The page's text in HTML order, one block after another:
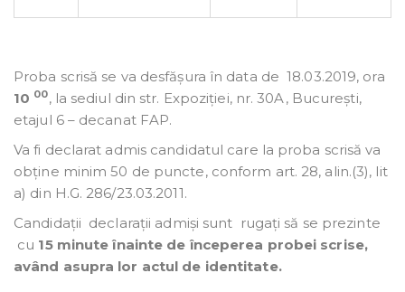
Proba scrisă se va desfășura în data de 18.03.2019, ora
10 00, la sediul din str. Expoziției, nr. 30A, București,
etajul 6 – decanat FAP.
Va fi declarat admis candidatul care la proba scrisă va
obține minim 50 de puncte, conform art. 28, alin.(3), lit
a) din H.G. 286/23.03.2011.
Candidații declarații admiși sunt rugați să se prezinte
cu 15 minute înainte de începerea probei scrise,
având asupra lor actul de identitate.